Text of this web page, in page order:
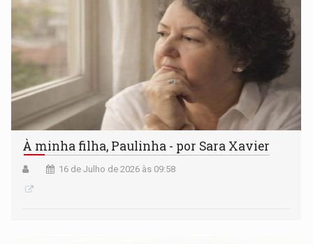
À minha filha, Paulinha - por Sara Xavier
16 de Julho de 2026 às 09:58